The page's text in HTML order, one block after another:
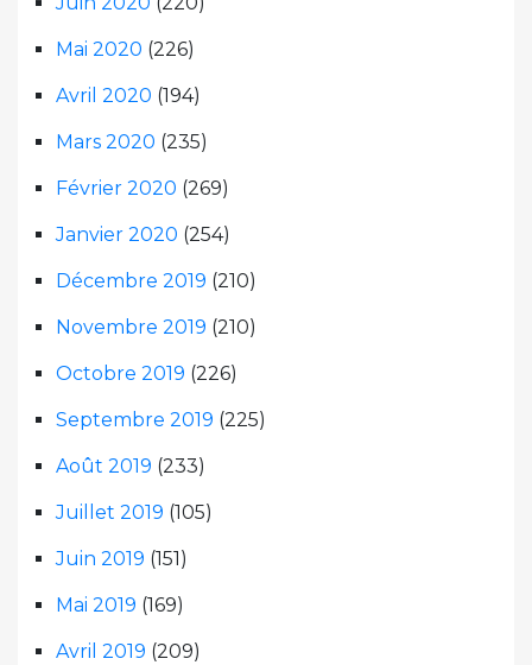
Mai 2020 (226)
Avril 2020 (194)
Mars 2020 (235)
Février 2020 (269)
Janvier 2020 (254)
Décembre 2019 (210)
Novembre 2019 (210)
Octobre 2019 (226)
Septembre 2019 (225)
Août 2019 (233)
Juillet 2019 (105)
Juin 2019 (151)
Mai 2019 (169)
Avril 2019 (209)